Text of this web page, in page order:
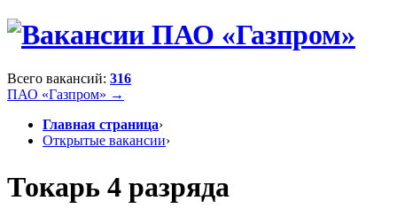
Всего вакансий: 316
ПАО «Газпром» →
Главная страница›
Открытые вакансии›
Токарь 4 разряда